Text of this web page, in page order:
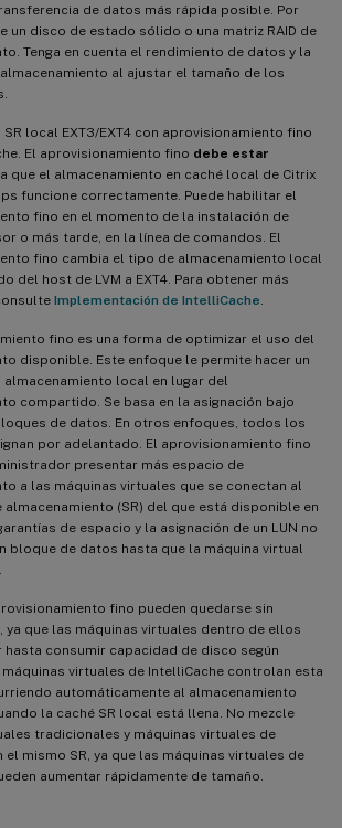
de datos más rápida posible. Por
un disco de estado sólido o una matriz RAID de
Tenga en cuenta el rendimiento de datos y la
al ajustar el tamaño de los
SR local EXT3/EXT4 con aprovisionamiento fino
El aprovisionamiento fino debe estar
que el almacenamiento en caché local de Citrix
funcione correctamente. Puede habilitar el
fino en el momento de la instalación de
o más tarde, en la línea de comandos. El
fino cambia el tipo de almacenamiento local
del host de LVM a EXT4. Para obtener más
Implementación de IntelliCache.
fino es una forma de optimizar el uso del
disponible. Este enfoque le permite hacer un
almacenamiento local en lugar del
compartido. Se basa en la asignación bajo
de datos. En otros enfoques, todos los
por adelantado. El aprovisionamiento fino
presentar más espacio de
a las máquinas virtuales que se conectan al
(SR) del que está disponible en
de espacio y la asignación de un LUN no
bloque de datos hasta que la máquina virtual
fino pueden quedarse sin
ya que las máquinas virtuales dentro de ellos
hasta consumir capacidad de disco según
máquinas virtuales de IntelliCache controlan esta
automáticamente al almacenamiento
la caché SR local está llena. No mezcle
tradicionales y máquinas virtuales de
el mismo SR, ya que las máquinas virtuales de
aumentar rápidamente de tamaño.